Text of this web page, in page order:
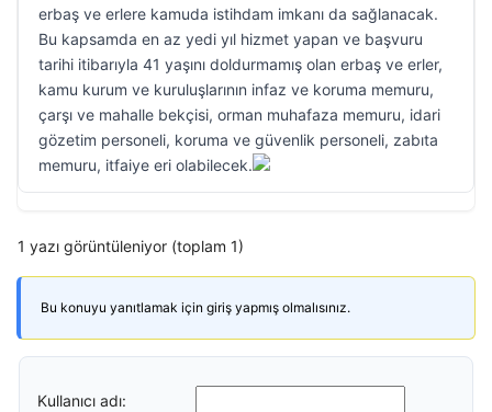
erbaş ve erlere kamuda istihdam imkanı da sağlanacak.
Bu kapsamda en az yedi yıl hizmet yapan ve başvuru
tarihi itibarıyla 41 yaşını doldurmamış olan erbaş ve erler,
kamu kurum ve kuruluşlarının infaz ve koruma memuru,
çarşı ve mahalle bekçisi, orman muhafaza memuru, idari
gözetim personeli, koruma ve güvenlik personeli, zabıta
memuru, itfaiye eri olabilecek.
1 yazı görüntüleniyor (toplam 1)
Bu konuyu yanıtlamak için giriş yapmış olmalısınız.
Kullanıcı adı: